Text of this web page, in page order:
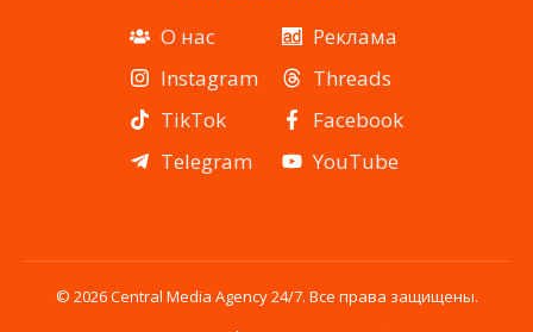
О нас
Instagram
TikTok
Telegram
Реклама
Threads
Facebook
YouTube
© 2026 Central Media Agency 24/7. Все права защищены.